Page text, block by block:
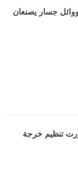
جسار يصنعان
تنظيم خرجة